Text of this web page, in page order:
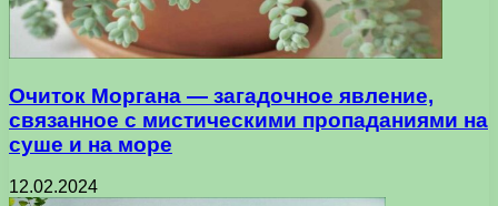
Очиток Моргана — загадочное явление,
связанное с мистическими пропаданиями на
суше и на море
12.02.2024